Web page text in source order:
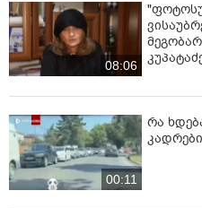
08:06
00:11
რა